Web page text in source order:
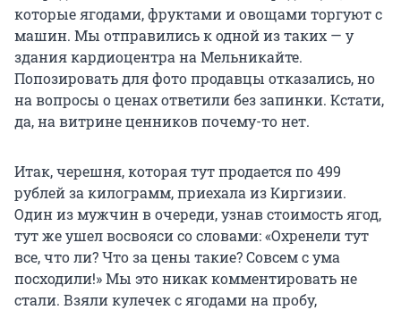
которые ягодами, фруктами и овощами торгуют с
машин. Мы отправились к одной из таких — у
здания кардиоцентра на Мельникайте.
Попозировать для фото продавцы отказались, но
на вопросы о ценах ответили без запинки. Кстати,
да, на витрине ценников почему-то нет.
Итак, черешня, которая тут продается по 499
рублей за килограмм, приехала из Киргизии.
Один из мужчин в очереди, узнав стоимость ягод,
тут же ушел восвояси со словами: «Охренели тут
все, что ли? Что за цены такие? Совсем с ума
посходили!» Мы это никак комментировать не
стали. Взяли кулечек с ягодами на пробу,